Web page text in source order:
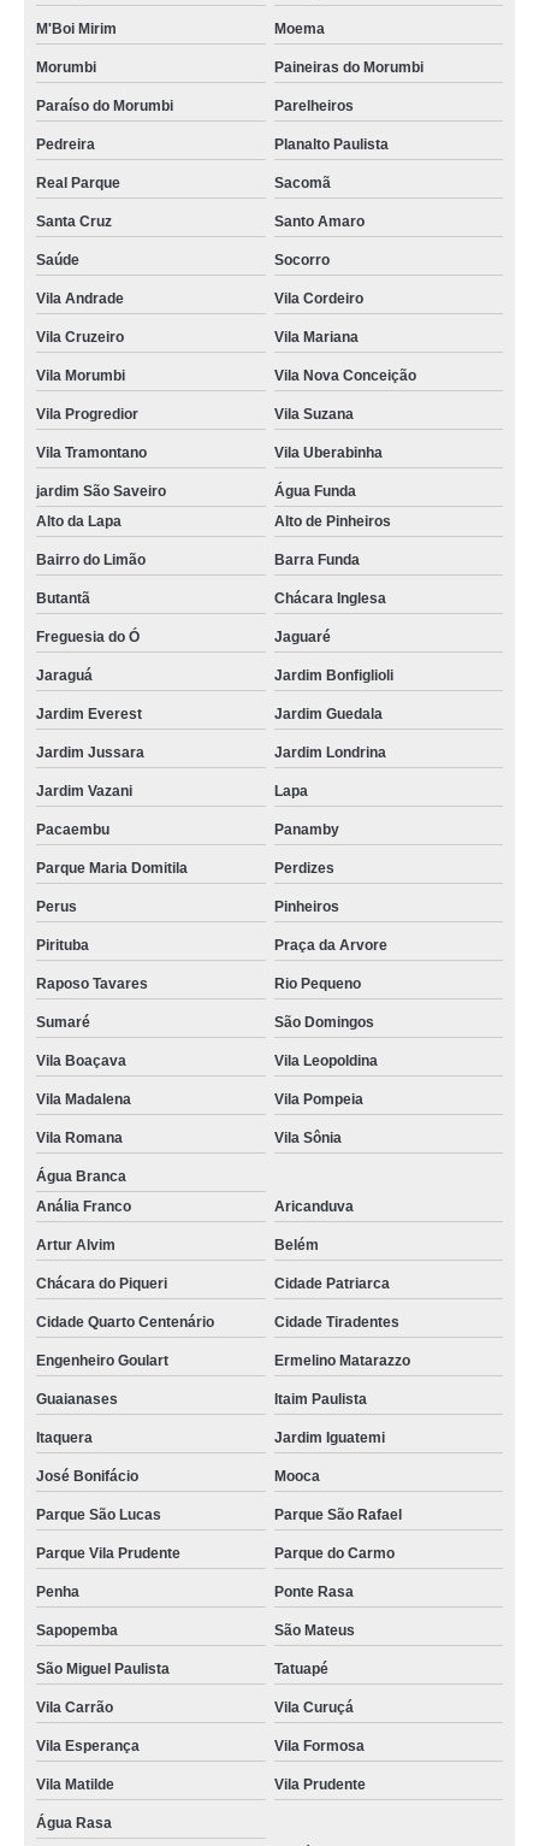
M'Boi Mirim Moema
Morumbi Paineiras do Morumbi
Paraíso do Morumbi Parelheiros
Pedreira Planalto Paulista
Real Parque Sacomã
Santa Cruz Santo Amaro
Saúde Socorro
Vila Andrade Vila Cordeiro
Vila Cruzeiro Vila Mariana
Vila Morumbi Vila Nova Conceição
Vila Progredior Vila Suzana
Vila Tramontano Vila Uberabinha
jardim São Saveiro
Água Funda
Alto da Lapa
Alto de Pinheiros
Bairro do Limão Barra Funda
Butantã Chácara Inglesa
Freguesia do Ó Jaguaré
Jaraguá Jardim Bonfiglioli
Jardim Everest Jardim Guedala
Jardim Jussara Jardim Londrina
Jardim Vazani Lapa
Pacaembu Panamby
Parque Maria Domitila Perdizes
Perus Pinheiros
Pirituba Praça da Arvore
Raposo Tavares Rio Pequeno
Sumaré São Domingos
Vila Boaçava Vila Leopoldina
Vila Madalena Vila Pompeia
Vila Romana Vila Sônia
Água Branca
Anália Franco
Aricanduva
Artur Alvim Belém
Chácara do Piqueri Cidade Patriarca
Cidade Quarto Centenário Cidade Tiradentes
Engenheiro Goulart Ermelino Matarazzo
Guaianases Itaim Paulista
Itaquera Jardim Iguatemi
José Bonifácio Mooca
Parque São Lucas Parque São Rafael
Parque Vila Prudente Parque do Carmo
Penha Ponte Rasa
Sapopemba São Mateus
São Miguel Paulista Tatuapé
Vila Carrão Vila Curuçá
Vila Esperança Vila Formosa
Vila Matilde Vila Prudente
Água Rasa